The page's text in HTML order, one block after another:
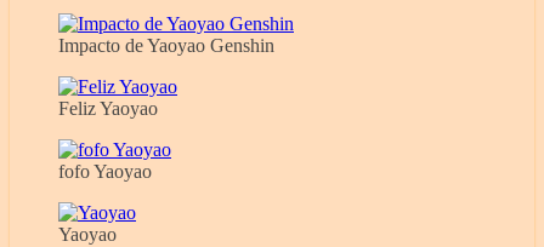
Impacto de Yaoyao Genshin
Feliz Yaoyao
fofo Yaoyao
Yaoyao